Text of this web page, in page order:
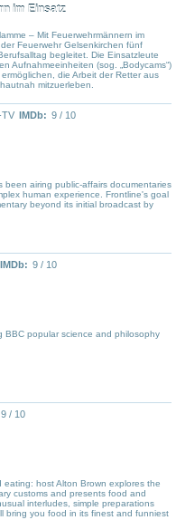
im Einsatz
– Mit Feuerwehrmännern im
Feuerwehr Gelsenkirchen fünf
begleitet. Die Einsatzleute
Aufnahmeeinheiten (sog. „Bodycams“)
die Arbeit der Retter aus
mitzuerleben.
TV IMDb: 9 / 10
airing public-affairs documentaries
human experience. Frontline's goal
beyond its initial broadcast by
IMDb: 9 / 10
BBC popular science and philosophy
9 / 10
host Alton Brown explores the
customs and presents food and
interludes, simple preparations
bring you food in its finest and funniest